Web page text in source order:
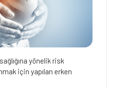
yönelik risk
için yapılan erken